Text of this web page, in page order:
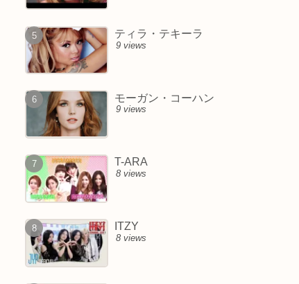
ティラ・テキーラ
9 views
モーガン・コーハン
9 views
T-ARA
8 views
ITZY
8 views